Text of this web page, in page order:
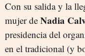
Con su salida y la
mujer de Nadia
presidencia del
en el tradicional (y